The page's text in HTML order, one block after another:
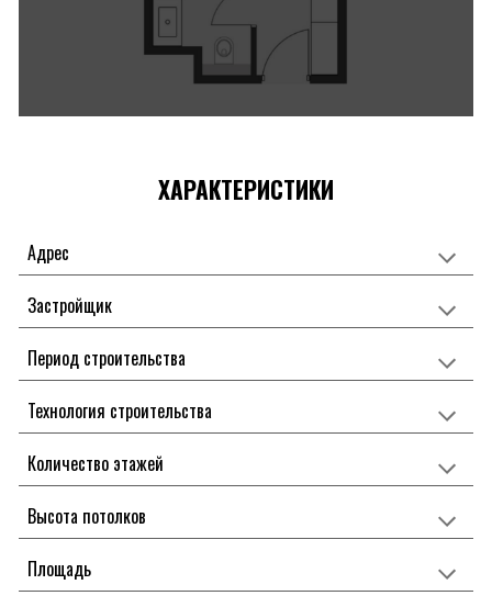
ХАРАКТЕРИСТИКИ
Адрес
Застройщик
Период строительства
Технология строительства
Количество этажей
Высота потолков
Площадь